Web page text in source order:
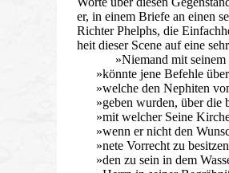
er, in einem Briefe an einen
Richter Phelphs, die
heit dieser Scene auf eine
»Niemand mit seinem
»könnte jene Befehle
»welche den Nephiten
»geben wurden, über die
»mit welcher Seine Kirche
»wenn er nicht den
»nete Vorrecht zu
»den zu sein in dem